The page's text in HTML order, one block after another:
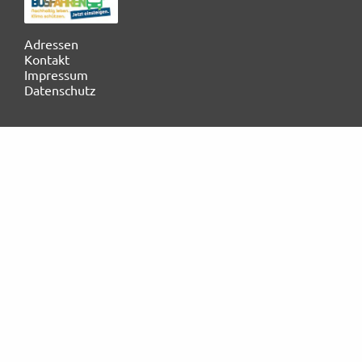
Navigation
überspringen
Adressen
Kontakt
Impressum
Datenschutz
Rechtliches und AGB
Reiseversicherung